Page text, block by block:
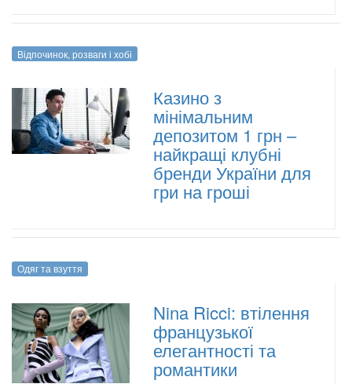
Відпочинок, розваги і хобі
Казино з
мінімальним
депозитом 1 грн –
найкращі клубні
бренди України для
гри на гроші
Одяг та взуття
Nina Ricci: втілення
французької
елегантності та
романтики